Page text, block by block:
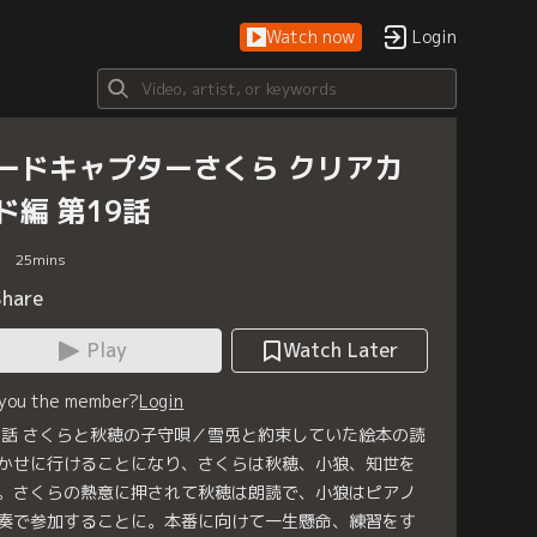
Watch now Login
ドキャプターさくら クリアカ
編 第19話
25mins
Play
Watch Later
the member?Login
さくらと秋穂の子守唄／雪兎と約束していた絵本の読
せに行けることになり、さくらは秋穂、小狼、知世を
さくらの熱意に押されて秋穂は朗読で、小狼はピアノ
で参加することに。本番に向けて一生懸命、練習をす